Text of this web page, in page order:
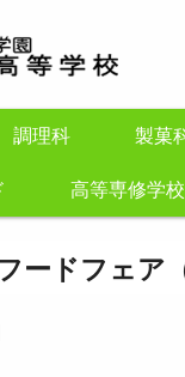
調理科 製菓
高等専修学
ードフェア